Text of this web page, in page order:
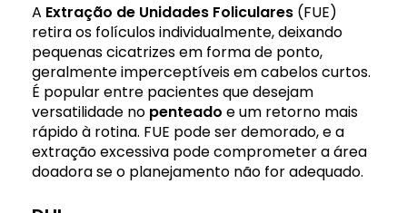
A Extração de Unidades Foliculares (FUE)
retira os folículos individualmente, deixando
pequenas cicatrizes em forma de ponto,
geralmente imperceptíveis em cabelos curtos.
É popular entre pacientes que desejam
versatilidade no penteado e um retorno mais
rápido à rotina. FUE pode ser demorado, e a
extração excessiva pode comprometer a área
doadora se o planejamento não for adequado.